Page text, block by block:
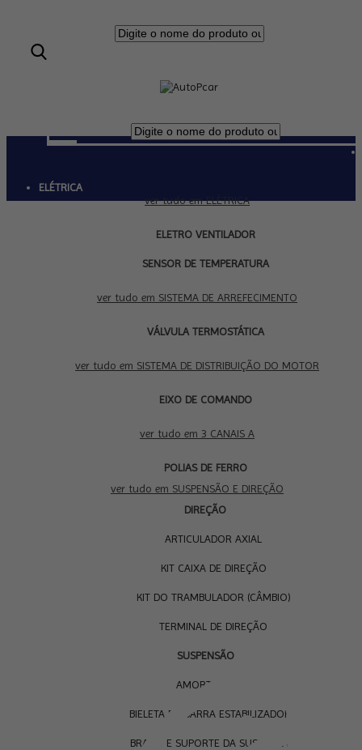
ELÉTRICA
ver tudo em ELÉTRICA
ELETRO VENTILADOR
SENSOR DE TEMPERATURA
ver tudo em SISTEMA DE ARREFECIMENTO
VÁLVULA TERMOSTÁTICA
ver tudo em SISTEMA DE DISTRIBUIÇÃO DO MOTOR
EIXO DE COMANDO
ver tudo em 3 CANAIS A
POLIAS DE FERRO
ver tudo em SUSPENSÃO E DIREÇÃO
DIREÇÃO
ARTICULADOR AXIAL
KIT CAIXA DE DIREÇÃO
KIT DO TRAMBULADOR (CÂMBIO)
TERMINAL DE DIREÇÃO
SUSPENSÃO
AMORTECEDOR
BIELETA DA BARRA ESTABILIZADORA
BRAÇO E SUPORTE DA SUSPENSÃO